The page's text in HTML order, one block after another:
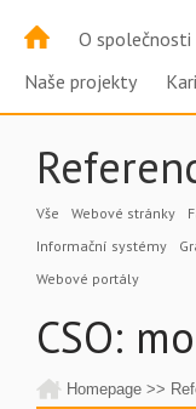
O společnosti
Naše projekty
Vše Webové stránky
Informační systémy
Webové portály
CSO:
Homepage >>